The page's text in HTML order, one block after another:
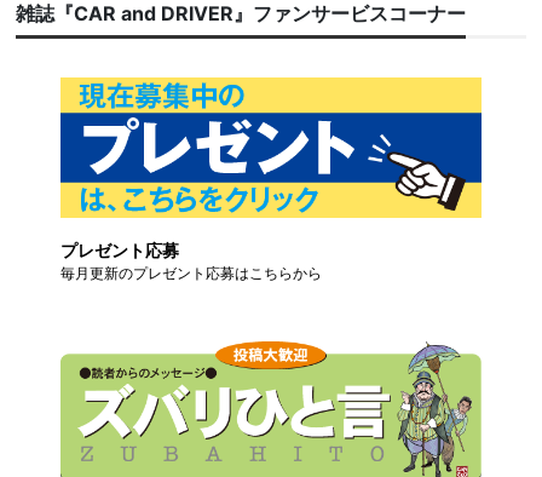
雑誌『CAR and DRIVER』ファンサービスコーナー
プレゼント応募
毎月更新のプレゼント応募はこちらから